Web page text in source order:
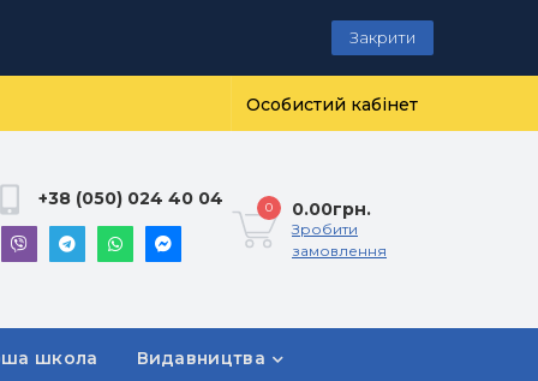
Закрити
Особистий кабінет
+38 (050) 024 40 04 0 0.00грн.
Зробити
замовлення
школа Видавництва